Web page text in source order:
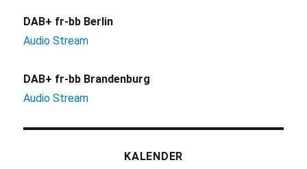
DAB+ fr-bb Berlin
Audio Stream
DAB+ fr-bb Brandenburg
Audio Stream
KALENDER